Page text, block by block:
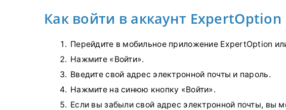
Как войти в аккаунт ExpertOption
Перейдите в мобильное приложение ExpertOption
Нажмите «Войти».
Введите свой адрес электронной почты и пароль.
Нажмите на синюю кнопку «Войти».
Если вы забыли свой адрес электронной почты, вы